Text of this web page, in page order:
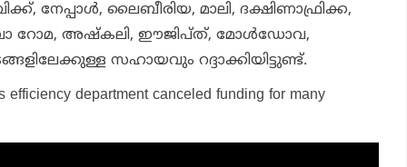
നേപ്പാള്‍, ലൈബീരിയ, മാലി, ദക്ഷിണാഫ്രിക്ക,
റോമ, അഷ്‌കലി, ഈജിപ്ത്, മോള്‍ഡോവ,
സഹായവും റദ്ദാക്കിയിട്ടുണ്ട്.
efficiency department canceled funding for many